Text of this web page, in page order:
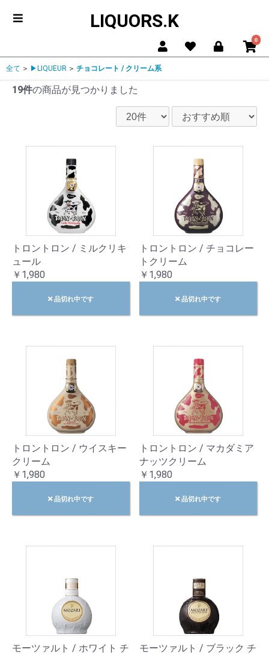
LIQUORS.K
0
全て ＞ ▶LIQUEUR ＞ チョコレート / クリーム系
19件の商品が見つかりました
トロントロン / ミルクリキ
ュール
￥1,980
品切れ中です
トロントロン / チョコレー
トクリーム
￥1,980
品切れ中です
トロントロン / ウイスキー
クリーム
￥1,980
品切れ中です
トロントロン / マカダミア
ナッツクリーム
￥1,980
品切れ中です
モーツァルト / ホワイト チ
モーツァルト / ブラック チ